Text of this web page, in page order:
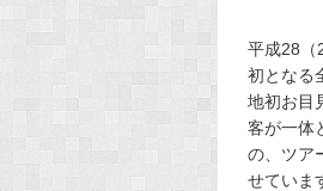
平成28（
初となる
地初お目
客が一体
の、ツア
せていま